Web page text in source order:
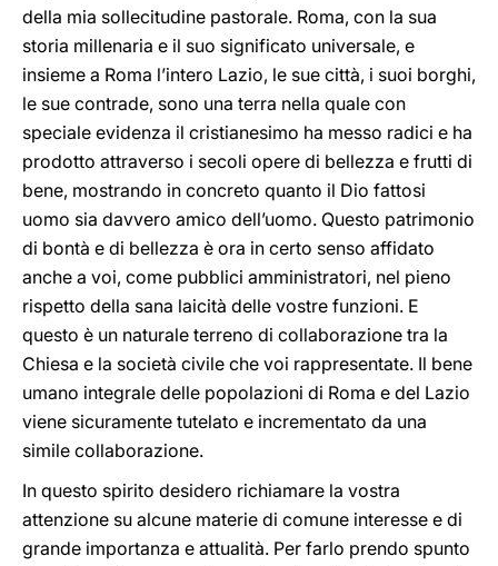
della mia sollecitudine pastorale. Roma, con la sua
storia millenaria e il suo significato universale, e
insieme a Roma l’intero Lazio, le sue città, i suoi borghi,
le sue contrade, sono una terra nella quale con
speciale evidenza il cristianesimo ha messo radici e ha
prodotto attraverso i secoli opere di bellezza e frutti di
bene, mostrando in concreto quanto il Dio fattosi
uomo sia davvero amico dell’uomo. Questo patrimonio
di bontà e di bellezza è ora in certo senso affidato
anche a voi, come pubblici amministratori, nel pieno
rispetto della sana laicità delle vostre funzioni. E
questo è un naturale terreno di collaborazione tra la
Chiesa e la società civile che voi rappresentate. Il bene
umano integrale delle popolazioni di Roma e del Lazio
viene sicuramente tutelato e incrementato da una
simile collaborazione.
In questo spirito desidero richiamare la vostra
attenzione su alcune materie di comune interesse e di
grande importanza e attualità. Per farlo prendo spunto